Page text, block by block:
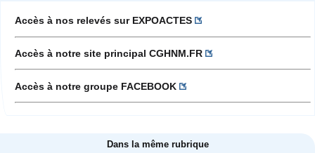
Accès à nos relevés sur EXPOACTES
Accès à notre site principal CGHNM.FR
Accès à notre groupe FACEBOOK
Dans la même rubrique